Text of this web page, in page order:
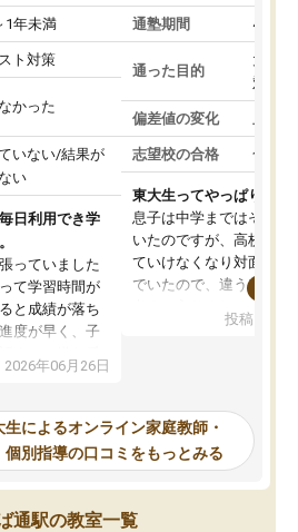
1年未満
ト対策
かった
いない/結果が
い
日利用でき学
っていました
て学習時間が
と成績が落ち
度が早く、子
すると嫌な反
にお願いして
心です。毎日
、わからない
答してくれる
年06月26日
通塾期間 4ヵ月
通った目的
大学
対策
偏差値の変化 上が
志望校の合格 合格
東大生ってやっぱりすご
息子は中学まではそこそ
いたのですが、高校に入
ていけなくなり対面の塾
でいたので、違うアプロ
で、当初は模試でD判定
自習室が毎日使えていつ
るのが心強かったよう
謝です。
投稿日：
によるオンライン家庭教師・
個別指導の口コミをもっとみる
通駅の教室一覧